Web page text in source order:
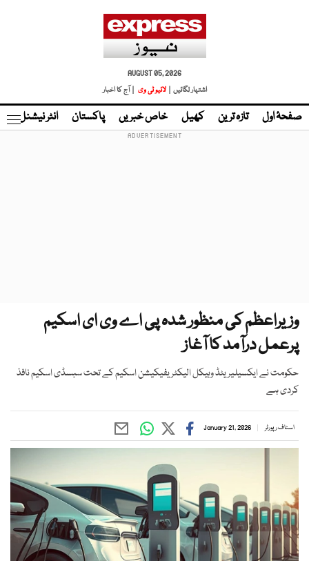
AUGUST 05, 2026
اشتہار لگائیں |
لائیو ٹی وی | آج کا اخبار
صفحۂ اول تازہ ترین کھیل خاص خبریں پاکستان انٹر نیشنل
وزیراعظم کی منظور شدہ پی اے وی ای اسکیم
پرعمل درآمد کا آغاز
حکومت نے ایکسیلیریٹڈ وہیکل الیکٹریفیکیشن اسکیم کے تحت سبسڈی اسکیم نافذ
کردی ہے
اسٹاف رپورٹر January 21, 2026